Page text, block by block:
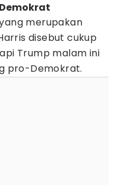
merupakan
disebut cukup
Trump malam ini
pro-Demokrat.